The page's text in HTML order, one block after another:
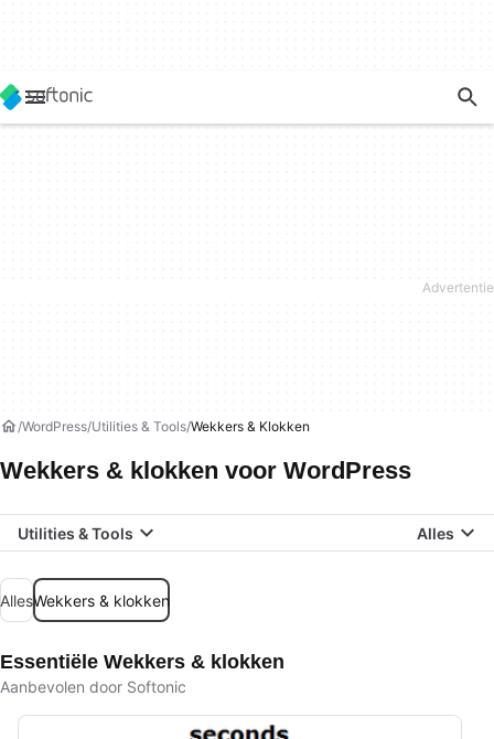
WordPress Utilities & Tools Wekkers & Klokken
Wekkers & klokken voor WordPress
Utilities & Tools Alles
AllesWekkers & klokken
Essentiële Wekkers & klokken
Aanbevolen door Softonic